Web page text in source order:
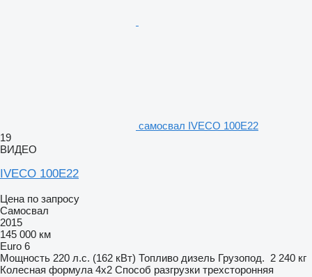
самосвал IVECO 100E22
19
ВИДЕО
IVECO 100E22
Цена по запросу
Самосвал
2015
145 000 км
Euro 6
Мощность 220 л.с. (162 кВт) Топливо дизель Грузопод. 2 240 кг
Колесная формула 4x2 Способ разгрузки трехсторонняя